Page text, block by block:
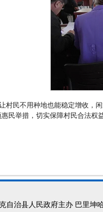
村民不用种地也能稳定增收，
民举措，切实保障村民合法
自治县人民政府主办 巴里坤